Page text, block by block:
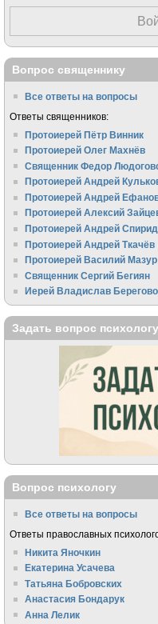
Вопрос священнику
Все ответы на вопросы
Ответы священников:
Протоиерей Пётр Винник
Протоиерей Олег Махнёв
Священник Федор
Протоиерей Андрей
Протоиерей Андрей
Протоиерей Алексий
Протоиерей Андрей
Протоиерей Андрей Ткачёв
Протоиерей Василий Мазур
Священник Сергий Бегиян
Иерей Владислав
Задать вопрос психологу
Вопрос психологу
Все ответы на вопросы
Ответы православных
Никита Яночкин
Екатерина Усачева
Татьяна Бобровских
Анастасия Бондарук
Анна Лелик